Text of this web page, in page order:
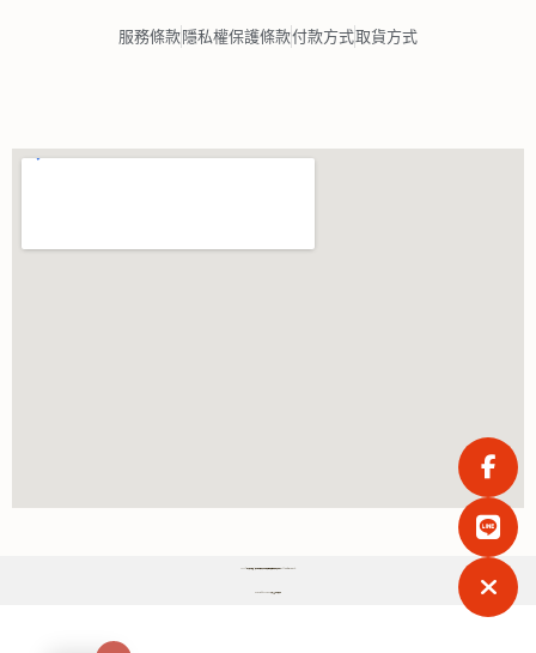
服務條款隱私權保護條款付款方式取貨方式